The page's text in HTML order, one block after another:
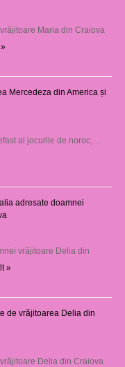
Maria din Craiova
Mercedeza din America și
al jocurile de noroc, …
adresate doamnei
vrăjitoare Delia din
»
de vrăjitoarea Delia din
Delia din Craiova